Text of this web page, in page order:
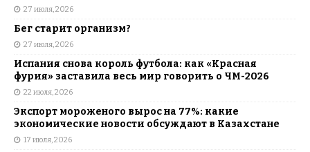
27 июля, 2026
Бег старит организм?
27 июля, 2026
Испания снова король футбола: как «Красная
фурия» заставила весь мир говорить о ЧМ-2026
22 июля, 2026
Экспорт мороженого вырос на 77%: какие
экономические новости обсуждают в Казахстане
17 июля, 2026